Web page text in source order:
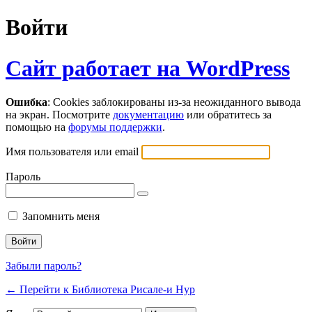
Войти
Сайт работает на WordPress
Ошибка: Cookies заблокированы из-за неожиданного вывода
на экран. Посмотрите документацию или обратитесь за
помощью на форумы поддержки.
Имя пользователя или email
Пароль
Запомнить меня
Забыли пароль?
← Перейти к Библиотека Рисале-и Нур